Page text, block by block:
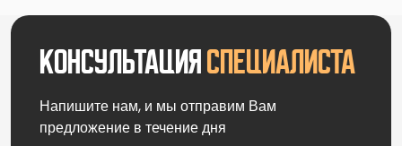
Консультация специалиста
Напишите нам, и мы отправим Вам
предложение в течение дня